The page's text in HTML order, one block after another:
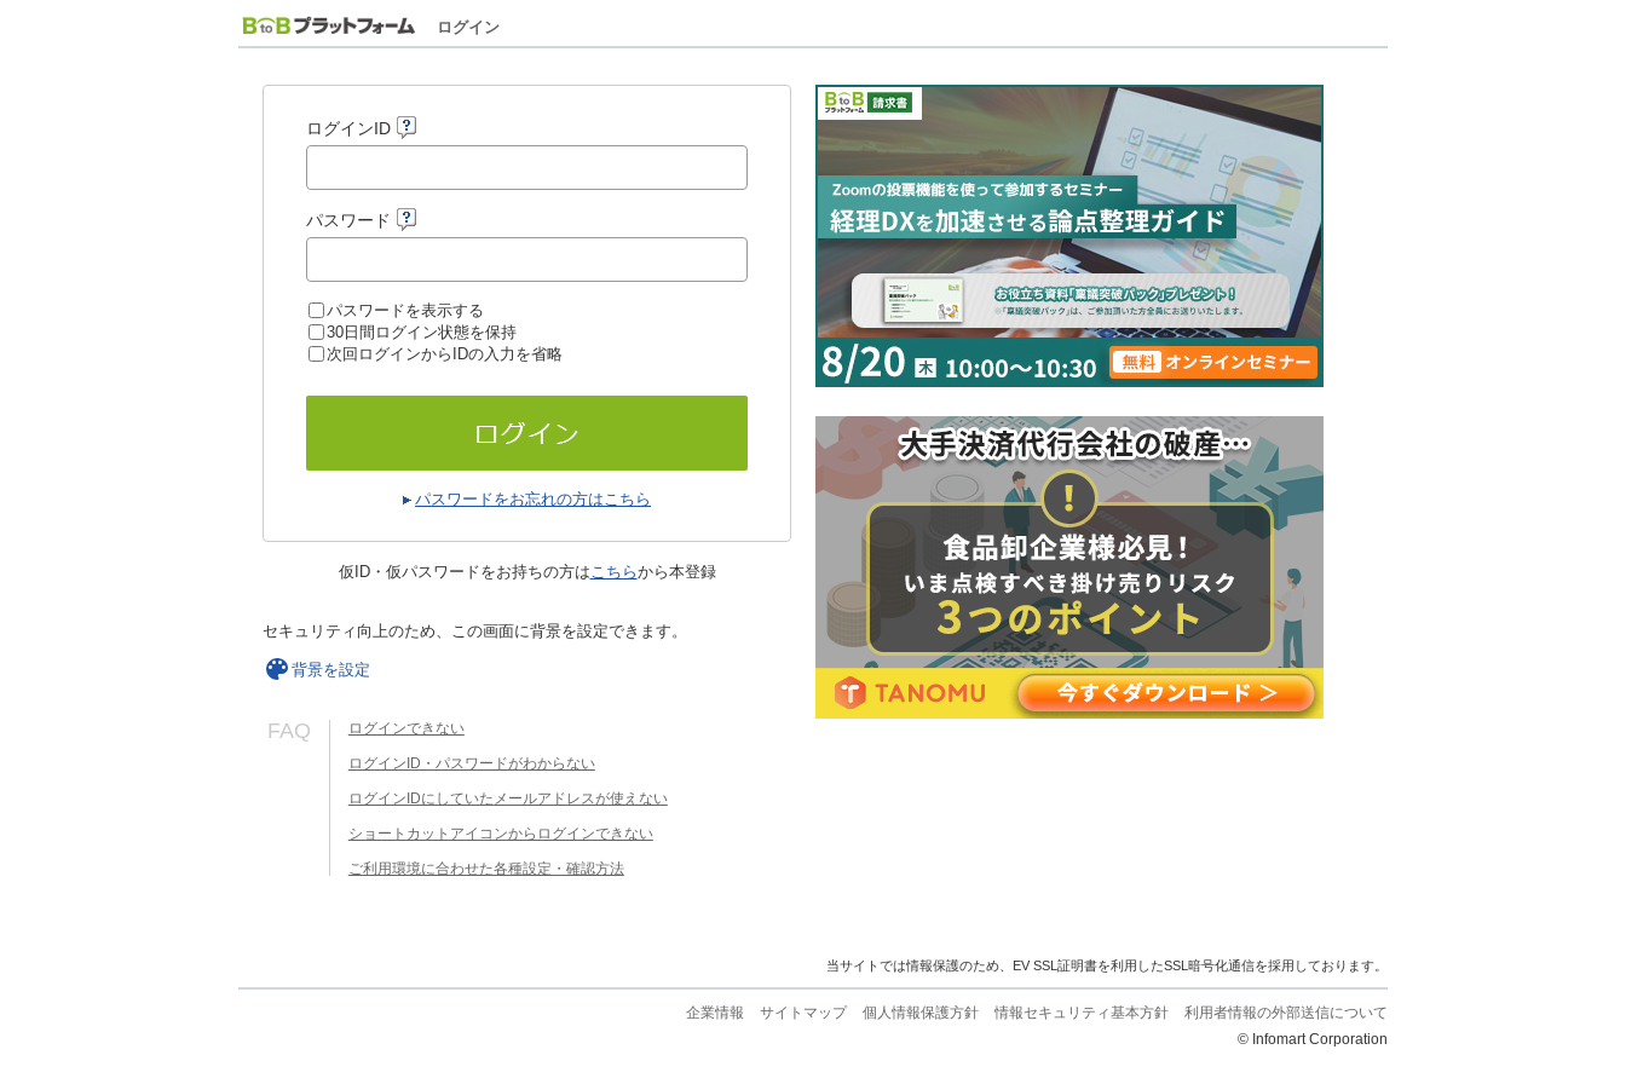
ログイン
ログインID
パスワード
パスワードを表示する
30日間ログイン状態を保持
次回ログインからIDの入力を省略
パスワードをお忘れの方はこちら
仮ID・仮パスワードをお持ちの方はこちらから本登録
セキュリティ向上のため、この画面に背景を設定できます。
背景を設定
FAQ ログインできない
ログインID・パスワードがわからない
ログインIDにしていたメールアドレスが使えない
ショートカットアイコンからログインできない
ご利用環境に合わせた各種設定・確認方法
当サイトでは情報保護のため、EV SSL証明書を利用したSSL暗号化通信を採用しております。
企業情報 サイトマップ 個人情報保護方針 情報セキュリティ基本方針
利用者情報の外部送信について
© Infomart Corporation